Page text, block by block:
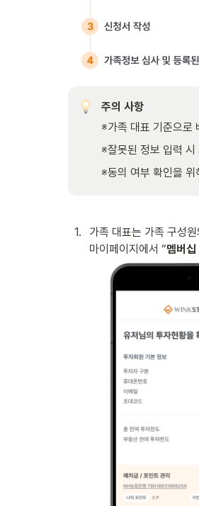
주의 사항
※가족 대표 기준으로
※잘못된 정보 입력 시
※동의 여부 확인을 위
1.
가족 대표는 가족 구성
마이페이지에서 “멤버십